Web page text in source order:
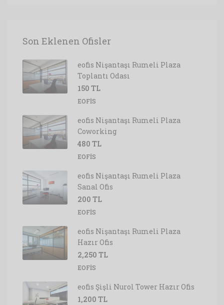
Son Eklenen Ofisler
eofis Nişantaşı Rumeli Plaza
Toplantı Odası
150 TL
EOFIS
eofis Nişantaşı Rumeli Plaza
Coworking
480 TL
EOFIS
eofis Nişantaşı Rumeli Plaza
Sanal Ofis
200 TL
EOFIS
eofis Nişantaşı Rumeli Plaza
Hazır Ofis
2,250 TL
EOFIS
eofis Şişli Nurol Tower Hazır Ofis
1,200 TL